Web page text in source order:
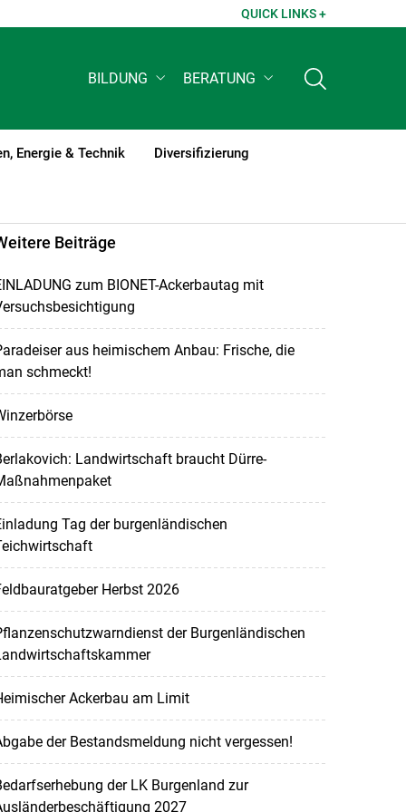
QUICK LINKS +
BILDUNG BERATUNG
Energie & Technik Diversifizierung
Beiträge
zum BIONET-Ackerbautag mit
aus heimischem Anbau: Frische, die
schmeckt!
Landwirtschaft braucht Dürre-
Tag der burgenländischen
Herbst 2026
der Burgenländischen
Ackerbau am Limit
der Bestandsmeldung nicht vergessen!
der LK Burgenland zur
2027